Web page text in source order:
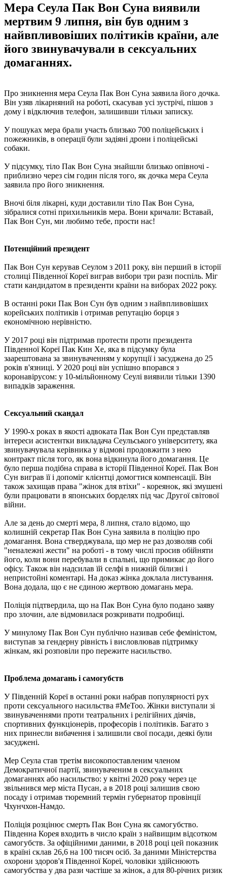
Мера Сеула Пак Вон Суна виявили
мертвим 9 липня, він був одним з
найвпливовіших політиків країни, але
його звинувачували в сексуальних
домаганнях.
Про зникнення мера Сеула Пак Вон Суна заявила його дочка.
Він узяв лікарняний на роботі, скасував усі зустрічі, пішов з
дому і відключив телефон, залишивши тільки записку.
У пошуках мера брали участь близько 700 поліцейських і
пожежників, в операції були задіяні дрони і поліцейські
собаки.
У підсумку, тіло Пак Вон Суна знайшли близько опівночі -
приблизно через сім годин після того, як дочка мера Сеула
заявила про його зникнення.
Вночі біля лікарні, куди доставили тіло Пак Вон Суна,
зібралися сотні прихильників мера. Вони кричали: Вставай,
Пак Вон Сун, ми любимо тебе, прости нас!
Потенційний президент
Пак Вон Сун керував Сеулом з 2011 року, він перший в історії
столиці Південної Кореї виграв вибори три рази поспіль. Міг
стати кандидатом в президенти країни на виборах 2022 року.
В останні роки Пак Вон Сун був одним з найвпливовіших
корейських політиків і отримав репутацію борця з
економічною нерівністю.
У 2017 році він підтримав протести проти президента
Південної Кореї Пак Кин Хе, яка в підсумку була
заарештована за звинуваченням у корупції і засуджена до 25
років в'язниці. У 2020 році він успішно впорався з
коронавірусом: у 10-мільйонному Сеулі виявили тільки 1390
випадків зараження.
Сексуальний скандал
У 1990-х роках в якості адвоката Пак Вон Сун представляв
інтереси асистентки викладача Сеульського університету, яка
звинувачувала керівника у відмові продовжити з нею
контракт після того, як вона відкинула його домагання. Це
було перша подібна справа в історії Південної Кореї. Пак Вон
Сун виграв її і допоміг клієнтці домогтися компенсації. Він
також захищав права "жінок для втіхи" - кореянок, які змушені
були працювати в японських борделях під час Другої світової
війни.
Але за день до смерті мера, 8 липня, стало відомо, що
колишній секретар Пак Вон Суна заявила в поліцію про
домагання. Вона стверджувала, що мер не раз дозволяв собі
"неналежні жести" на роботі - в тому числі просив обійняти
його, коли вони перебували в спальні, що примикає до його
офісу. Також він надсилав їй селфі в нижній білизні і
непристойні коментарі. На доказ жінка доклала листування.
Вона додала, що є не єдиною жертвою домагань мера.
Поліція підтвердила, що на Пак Вон Суна було подано заяву
про злочин, але відмовилася розкривати подробиці.
У минулому Пак Вон Сун публічно називав себе феміністом,
виступав за гендерну рівність і висловлював підтримку
жінкам, які розповіли про пережите насильство.
Проблема домагань і самогубств
У Південній Кореї в останні роки набрав популярності рух
проти сексуального насильства #MeToo. Жінки виступали зі
звинуваченнями проти театральних і релігійних діячів,
спортивних функціонерів, професорів і політиків. Багато з
них принесли вибачення і залишили свої посади, деякі були
засуджені.
Мер Сеула став третім високопоставленим членом
Демократичної партії, звинуваченим в сексуальних
домаганнях або насильство: у квітні 2020 року через це
звільнився мер міста Пусан, а в 2018 році залишив свою
посаду і отримав тюремний термін губернатор провінції
Чхунчхон-Намдо.
Поліція розцінює смерть Пак Вон Суна як самогубство.
Південна Корея входить в число країн з найвищим відсотком
самогубств. За офіційними даними, в 2018 році цей показник
в країні склав 26,6 на 100 тисяч осіб. За даними Міністерства
охорони здоров'я Південної Кореї, чоловіки здійснюють
самогубства у два рази частіше за жінок, а для 80-річних ризик